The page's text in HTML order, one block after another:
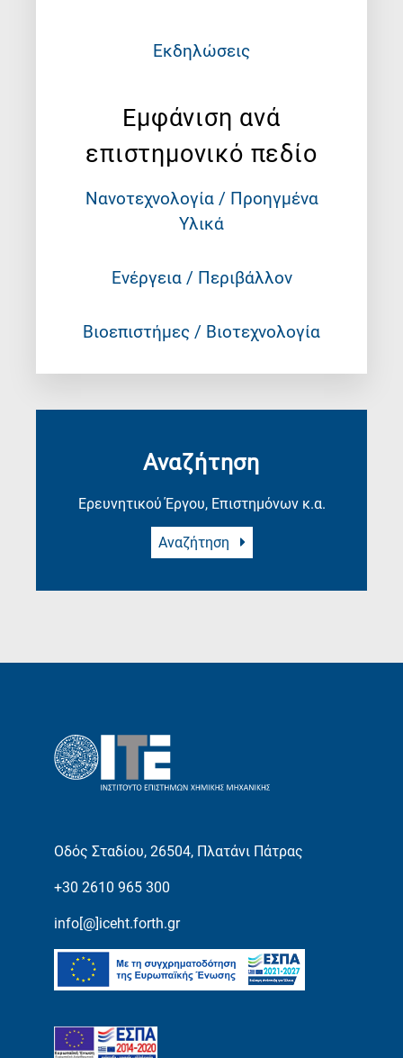
Εκδηλώσεις
Εμφάνιση ανά
επιστημονικό πεδίο
Νανοτεχνολογία / Προηγμένα
Υλικά
Ενέργεια / Περιβάλλον
Βιοεπιστήμες / Βιοτεχνολογία
Αναζήτηση
Ερευνητικού Έργου, Επιστημόνων κ.α.
Αναζήτηση
Οδός Σταδίου, 26504, Πλατάνι Πάτρας
+30 2610 965 300
info[@]iceht.forth.gr